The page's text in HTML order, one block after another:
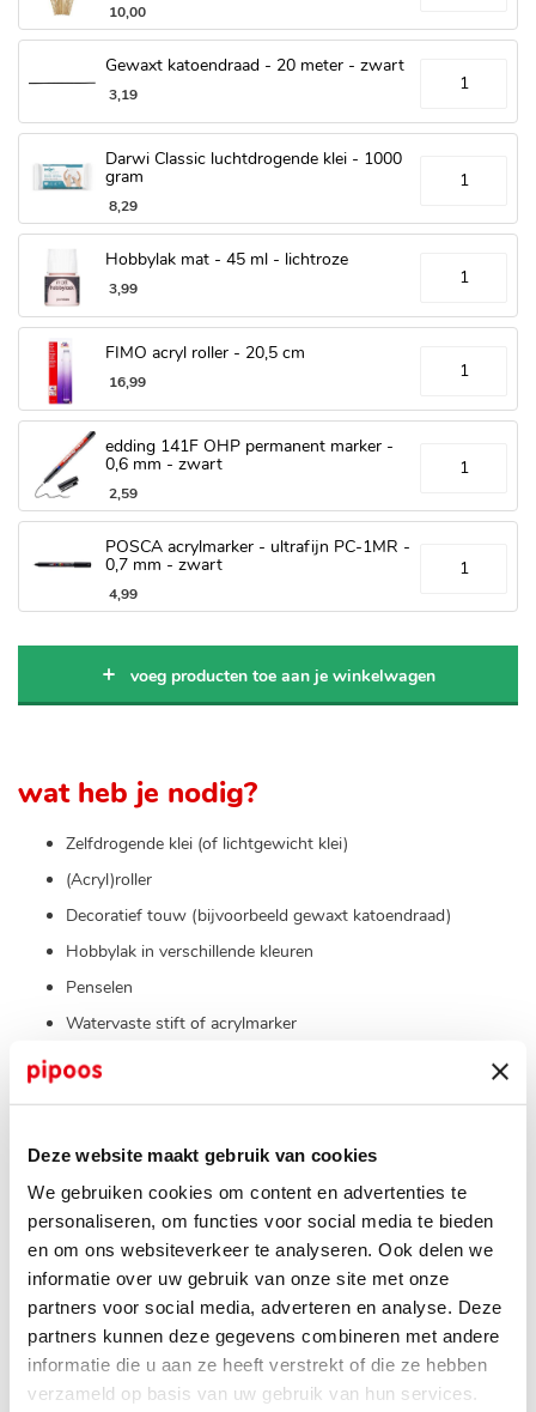
Deze website maakt gebruik van cookies
We gebruiken cookies om content en advertenties te
personaliseren, om functies voor social media te bieden
en om ons websiteverkeer te analyseren. Ook delen we
informatie over uw gebruik van onze site met onze
partners voor social media, adverteren en analyse. Deze
partners kunnen deze gegevens combineren met andere
informatie die u aan ze heeft verstrekt of die ze hebben
verzameld op basis van uw gebruik van hun services.
10,00
Gewaxt katoendraad - 20 meter - zwart
3,19
Darwi Classic luchtdrogende klei - 1000
gram
8,29
Hobbylak mat - 45 ml - lichtroze
3,99
FIMO acryl roller - 20,5 cm
16,99
edding 141F OHP permanent marker -
0,6 mm - zwart
2,59
POSCA acrylmarker - ultrafijn PC-1MR -
0,7 mm - zwart
4,99
voeg producten toe aan je winkelwagen
wat heb je nodig?
Zelfdrogende klei (of lichtgewicht klei)
(Acryl)roller
Decoratief touw (bijvoorbeeld gewaxt katoendraad)
Hobbylak in verschillende kleuren
Penselen
Watervaste stift of acrylmarker
Droogbloemen (eventueel)
Glad werkoppervlak
Plastic folie
aan de slag
stap 1
Pak wat klei (zo veel als je zelf wilt) en kneed het tussen je vingers
(eventueel met wat extra water) tot het goed zacht is. Leg het op